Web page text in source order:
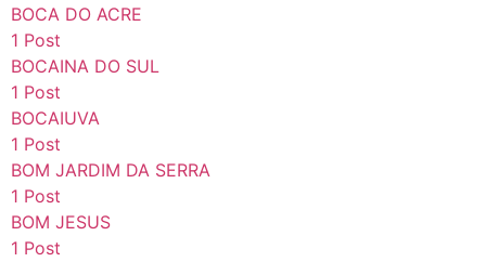
BOCA DO ACRE
1 Post
BOCAINA DO SUL
1 Post
BOCAIUVA
1 Post
BOM JARDIM DA SERRA
1 Post
BOM JESUS
1 Post